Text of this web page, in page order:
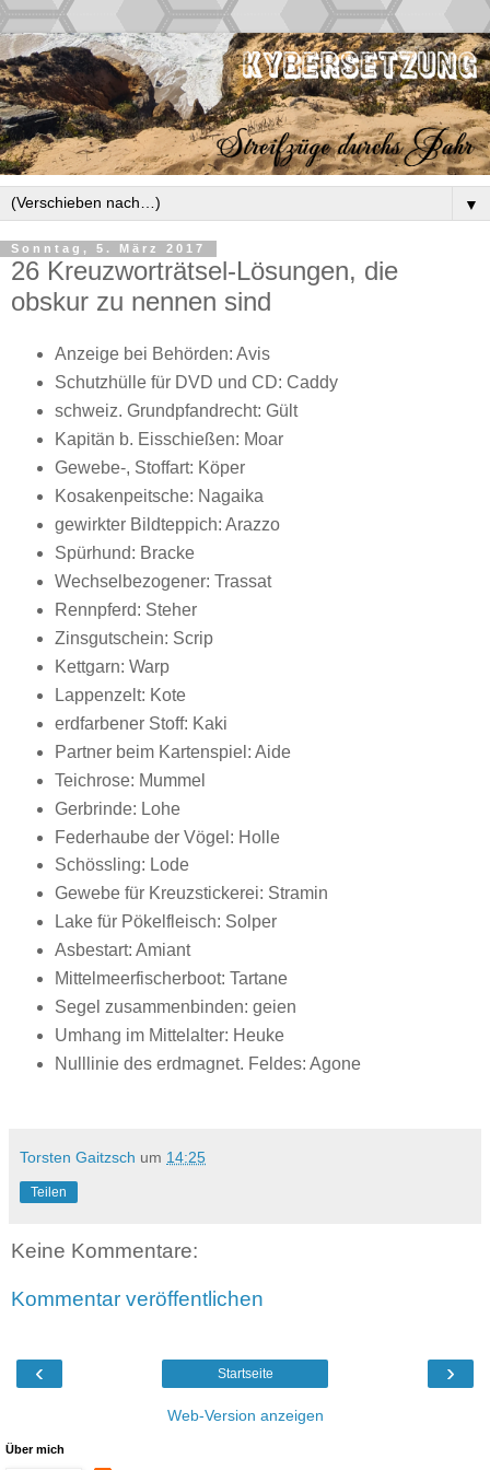
▼
Sonntag, 5. März 2017
26 Kreuzworträtsel-Lösungen, die
obskur zu nennen sind
Anzeige bei Behörden: Avis
Schutzhülle für DVD und CD: Caddy
schweiz. Grundpfandrecht: Gült
Kapitän b. Eisschießen: Moar
Gewebe-, Stoffart: Köper
Kosakenpeitsche: Nagaika
gewirkter Bildteppich: Arazzo
Spürhund: Bracke
Wechselbezogener: Trassat
Rennpferd: Steher
Zinsgutschein: Scrip
Kettgarn: Warp
Lappenzelt: Kote
erdfarbener Stoff: Kaki
Partner beim Kartenspiel: Aide
Teichrose: Mummel
Gerbrinde: Lohe
Federhaube der Vögel: Holle
Schössling: Lode
Gewebe für Kreuzstickerei: Stramin
Lake für Pökelfleisch: Solper
Asbestart: Amiant
Mittelmeerfischerboot: Tartane
Segel zusammenbinden: geien
Umhang im Mittelalter: Heuke
Nulllinie des erdmagnet. Feldes: Agone
Torsten Gaitzsch um 14:25
Teilen
Keine Kommentare:
Kommentar veröffentlichen
‹ ›
Startseite
Web-Version anzeigen
Über mich